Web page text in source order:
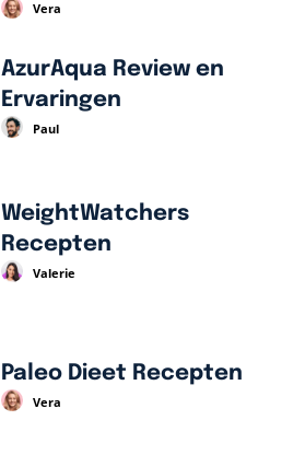
Vera
AzurAqua Review en
Ervaringen
Paul
WeightWatchers
Recepten
Valerie
Paleo Dieet Recepten
Vera